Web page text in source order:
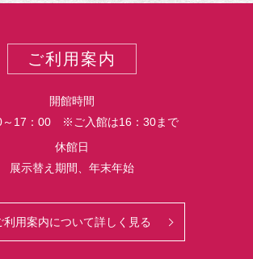
ご利用案内
開館時間
～17：00 ※ご入館は16：30まで
休館日
展示替え期間、年末年始
利用案内について詳しく見る